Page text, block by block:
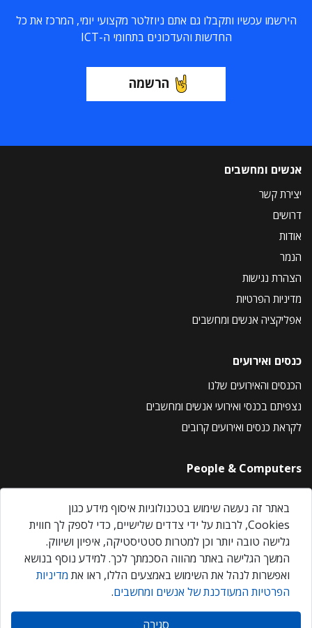
הירשמו עכשיו ותקבלו גם אתם ניוזלטר מקצועי יומי, המרכז את כל
החדשות והעדכונים בתחומי ה-ICT
הרשמה
אנשים ומחשבים
יצירת קשר
דרושים
אודות
הנמר
הצהרת נגישות
מדיניות הפרטיות
אפליקציה אנשים ומחשבים
כנסים ואירועים
הכנסים והאירועים שלנו
נצפיתם בכנסי ואירועי אנשים ומחשבים
לקראת כנסים ואירועים קרובים
People & Computers
About Us
Privacy Policy
Contact Us
Our Events
אנשים ומחשבים © 2026 – כל הזכויות שמורות
באתר זה נעשה שימוש בטכנולוגיות איסוף מידע כגון
Cookies, לרבות על ידי צדדים שלישיים, כדי לספק לך חווית
גלישה טובה יותר וכן למטרות סטטיסטיקה, איפיון ושיווק.
המשך הגלישה באתר מהווה הסכמתך לכך. למידע נוסף בנושא
ואפשרות לנהל את השימוש באמצעים הללו, ראו את מדיניות
הפרטיות המעודכנת של אנשים ומחשבים.
סגירה